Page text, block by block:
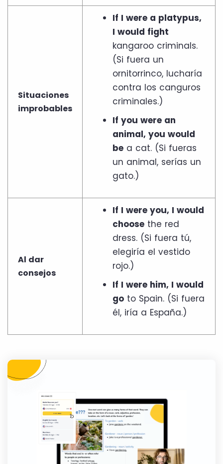
Situaciones
improbables
If I were a platypus,
I would fight
kangaroo criminals.
(Si fuera un
ornitorrinco, lucharía
contra los canguros
criminales.)
If you were an
animal, you would
be a cat. (Si fueras
un animal, serías un
gato.)
Al dar
consejos
If I were you, I would
choose the red
dress. (Si fuera tú,
elegiría el vestido
rojo.)
If I were him, I would
go to Spain. (Si fuera
él, iría a España.)